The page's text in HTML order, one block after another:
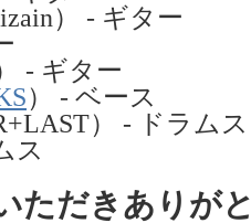
） - ギター
- ギター
） - ベース
） - ドラムス
ス
ただきありが